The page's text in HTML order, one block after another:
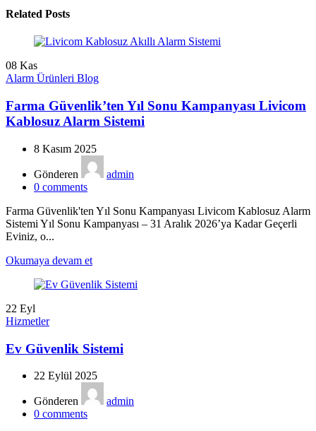
Related Posts
08 Kas
Alarm Ürünleri Blog
Farma Güvenlik’ten Yıl Sonu Kampanyası Livicom
Kablosuz Alarm Sistemi
8 Kasım 2025
Gönderen
admin
0 comments
Farma Güvenlik'ten Yıl Sonu Kampanyası Livicom Kablosuz Alarm
Sistemi Yıl Sonu Kampanyası – 31 Aralık 2026’ya Kadar Geçerli
Eviniz, o...
Okumaya devam et
22 Eyl
Hizmetler
Ev Güvenlik Sistemi
22 Eylül 2025
Gönderen
admin
0 comments